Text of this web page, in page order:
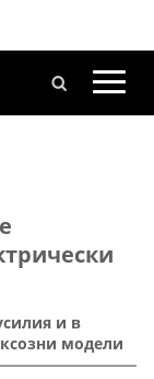
и в
модели